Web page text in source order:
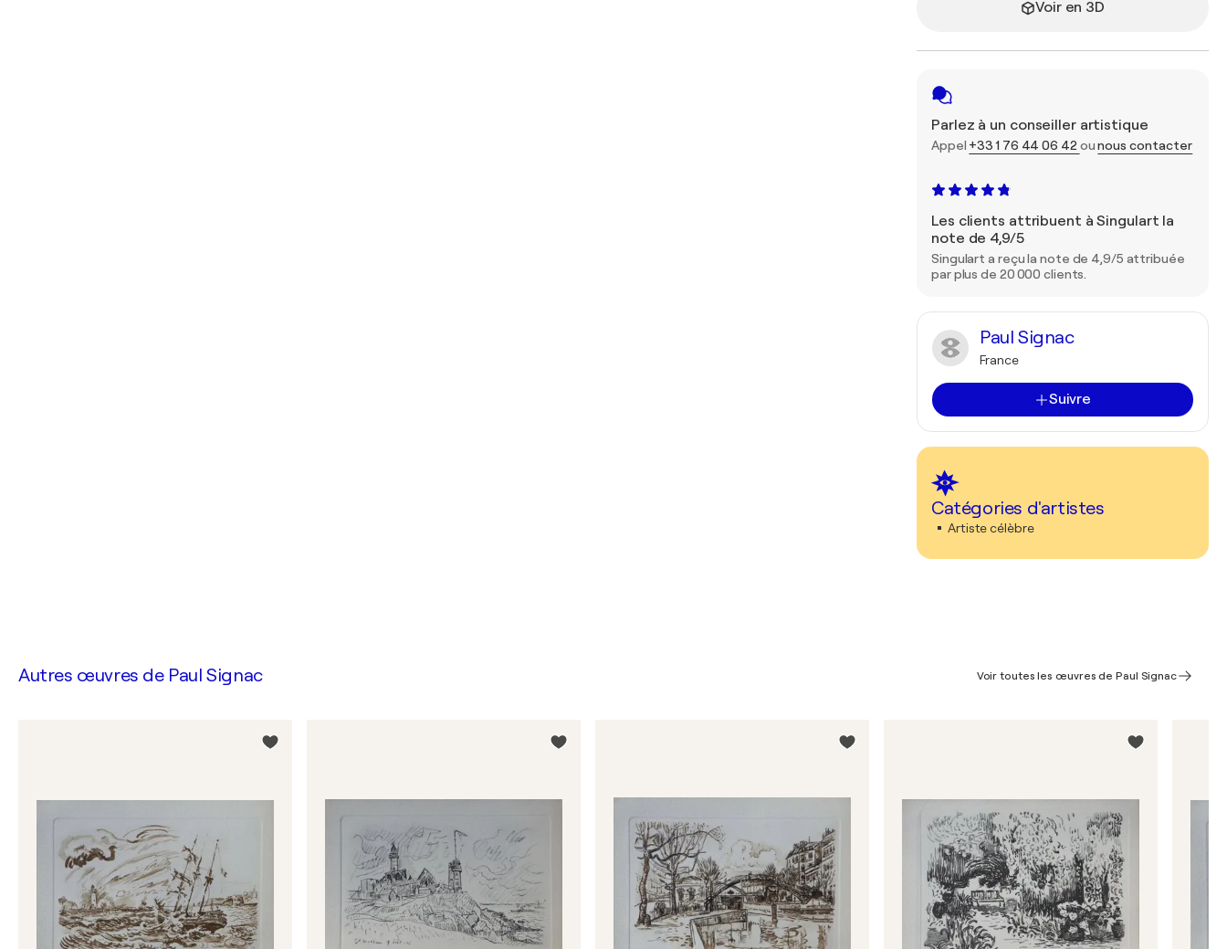
Voir en 3D
Parlez à un conseiller artistique
Appel +33 1 76 44 06 42 ounous contacter
Les clients attribuent à Singulart la
note de 4,9/5
Singulart a reçu la note de 4,9/5 attribuée
par plus de 20 000 clients.
Paul Signac
France
Suivre
Catégories d'artistes
Artiste célèbre
Autres œuvres de Paul Signac Voir toutes les œuvres de Paul Signac